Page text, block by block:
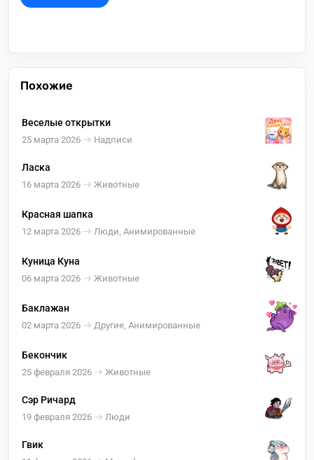
Похожие
Веселые открытки
25 марта 2026 Надписи
Ласка
16 марта 2026 Животные
Красная шапка
12 марта 2026 Люди, Анимированные
Куница Куна
06 марта 2026 Животные
Баклажан
02 марта 2026 Другие, Анимированные
Бекончик
25 февраля 2026 Животные
Сэр Ричард
19 февраля 2026 Люди
Гвик